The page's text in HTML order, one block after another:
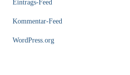
Eintrags-Feed
Kommentar-Feed
WordPress.org